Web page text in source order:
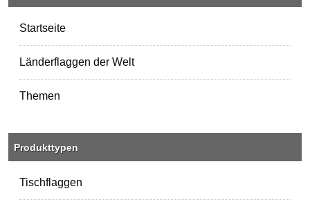
Startseite
Länderflaggen der Welt
Themen
Produkttypen
Tischflaggen